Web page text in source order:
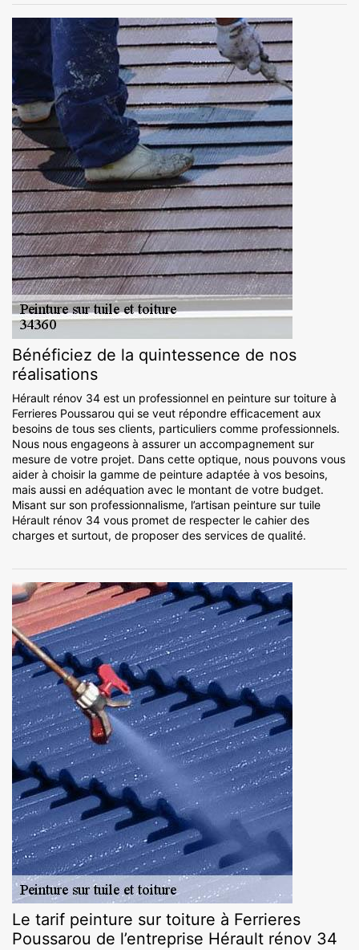
Bénéficiez de la quintessence de nos
réalisations
Hérault rénov 34 est un professionnel en peinture sur toiture à
Ferrieres Poussarou qui se veut répondre efficacement aux
besoins de tous ses clients, particuliers comme professionnels.
Nous nous engageons à assurer un accompagnement sur
mesure de votre projet. Dans cette optique, nous pouvons vous
aider à choisir la gamme de peinture adaptée à vos besoins,
mais aussi en adéquation avec le montant de votre budget.
Misant sur son professionnalisme, l’artisan peinture sur tuile
Hérault rénov 34 vous promet de respecter le cahier des
charges et surtout, de proposer des services de qualité.
Le tarif peinture sur toiture à Ferrieres
Poussarou de l’entreprise Hérault rénov 34